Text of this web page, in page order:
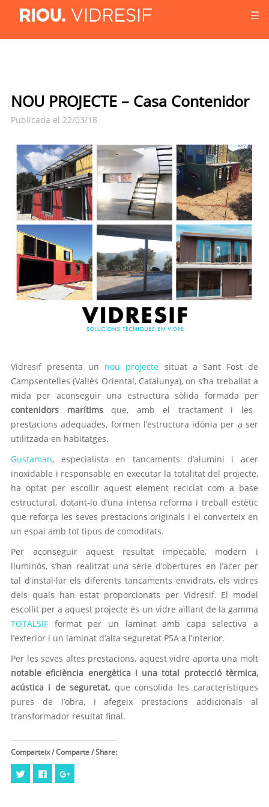
☰
NOU PROJECTE – Casa Contenidor
Publicada el 22/03/18
Vidresif presenta un nou projecte situat a Sant Fost de
Campsentelles (Vallès Oriental, Catalunya), on s’ha treballat a
mida per aconseguir una estructura sòlida formada per
contenidors marítims que, amb el tractament i les
prestacions adequades, formen l’estructura idònia per a ser
utilitzada en habitatges.
Gustaman, especialista en tancaments d’alumini i acer
inoxidable i responsable en executar la totalitat del projecte,
ha optat per escollir aquest element reciclat com a base
estructural, dotant-lo d’una intensa reforma i treball estètic
que reforça les seves prestacions originals i el converteix en
un espai amb tot tipus de comoditats.
Per aconseguir aquest resultat impecable, modern i
lluminós, s’han realitzat una sèrie d’obertures en l’acer per
tal d’instal·lar els diferents tancaments envidrats, els vidres
dels quals han estat proporcionats per Vidresif. El model
escollit per a aquest projecte és un vidre aïllant de la gamma
TOTALSIF format per un laminat amb capa selectiva a
l’exterior i un laminat d’alta seguretat P5A a l’interior.
Per les seves altes prestacions, aquest vidre aporta una molt
notable eficiència energètica i una total protecció tèrmica,
acústica i de seguretat, que consolida les característiques
pures de l’obra, i afegeix prestacions addicionals al
transformador resultat final.
Comparteix / Comparte / Share:
per
Click
share per